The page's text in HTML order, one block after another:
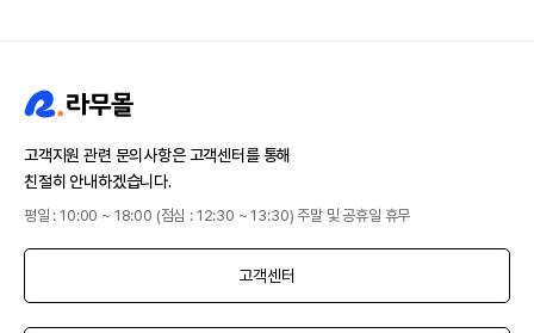
고객지원 관련 문의사항은 고객센터를 통해
친절히 안내하겠습니다.
평일 : 10:00 ~ 18:00 (점심 : 12:30 ~ 13:30) 주말 및 공휴일 휴무
고객센터